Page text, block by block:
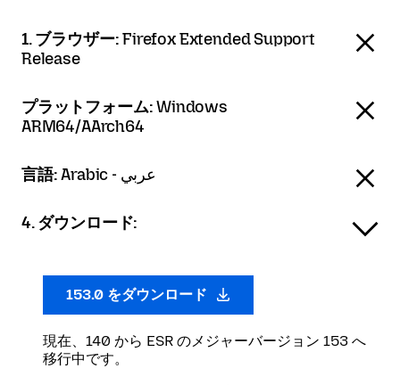
1. ブラウザー:Firefox Extended Support
Release
プラットフォーム:Windows
ARM64/AArch64
言語: Arabic - عربي
4. ダウンロード:
153.0 をダウンロード
現在、140 から ESR のメジャーバージョン 153 へ
移行中です。